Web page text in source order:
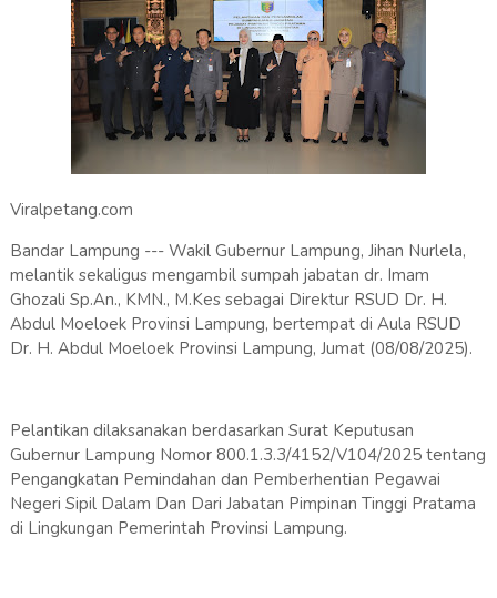
Viralpetang.com
Bandar Lampung --- Wakil Gubernur Lampung, Jihan Nurlela,
melantik sekaligus mengambil sumpah jabatan dr. Imam
Ghozali Sp.An., KMN., M.Kes sebagai Direktur RSUD Dr. H.
Abdul Moeloek Provinsi Lampung, bertempat di Aula RSUD
Dr. H. Abdul Moeloek Provinsi Lampung, Jumat (08/08/2025).
Pelantikan dilaksanakan berdasarkan Surat Keputusan
Gubernur Lampung Nomor 800.1.3.3/4152/V104/2025 tentang
Pengangkatan Pemindahan dan Pemberhentian Pegawai
Negeri Sipil Dalam Dan Dari Jabatan Pimpinan Tinggi Pratama
di Lingkungan Pemerintah Provinsi Lampung.